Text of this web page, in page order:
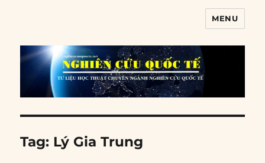
MENU
Tag: Lý Gia Trung